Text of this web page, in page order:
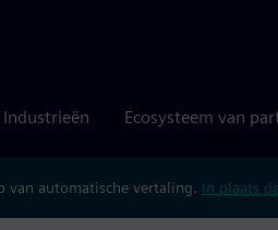
Industrieën Ecosysteem van
van automatische vertaling. In plaats